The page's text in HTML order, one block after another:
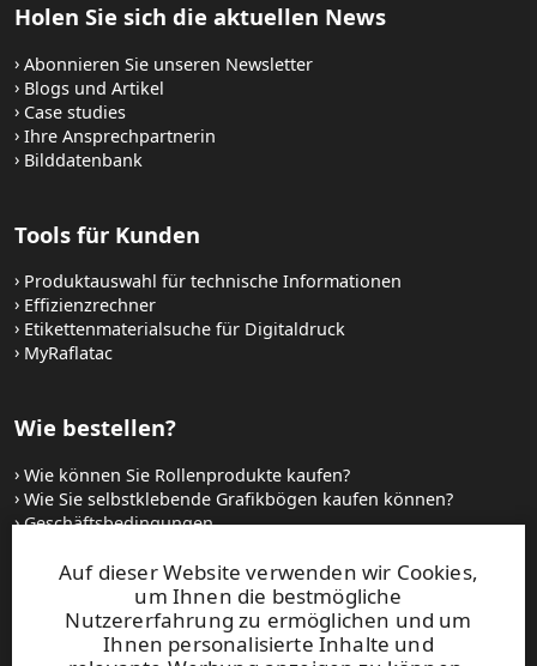
Auf dieser Website verwenden wir Cookies,
um Ihnen die bestmögliche
Nutzererfahrung zu ermöglichen und um
Ihnen personalisierte Inhalte und
Holen Sie sich die aktuellen News
Abonnieren Sie unseren Newsletter
Blogs und Artikel
Case studies
Ihre Ansprechpartnerin
Bilddatenbank
Tools für Kunden
Produktauswahl für technische Informationen
Effizienzrechner
Etikettenmaterialsuche für Digitaldruck
MyRaflatac
Wie bestellen?
Wie können Sie Rollenprodukte kaufen?
Wie Sie selbstklebende Grafikbögen kaufen können?
Geschäftsbedingungen
Websites und kontakt